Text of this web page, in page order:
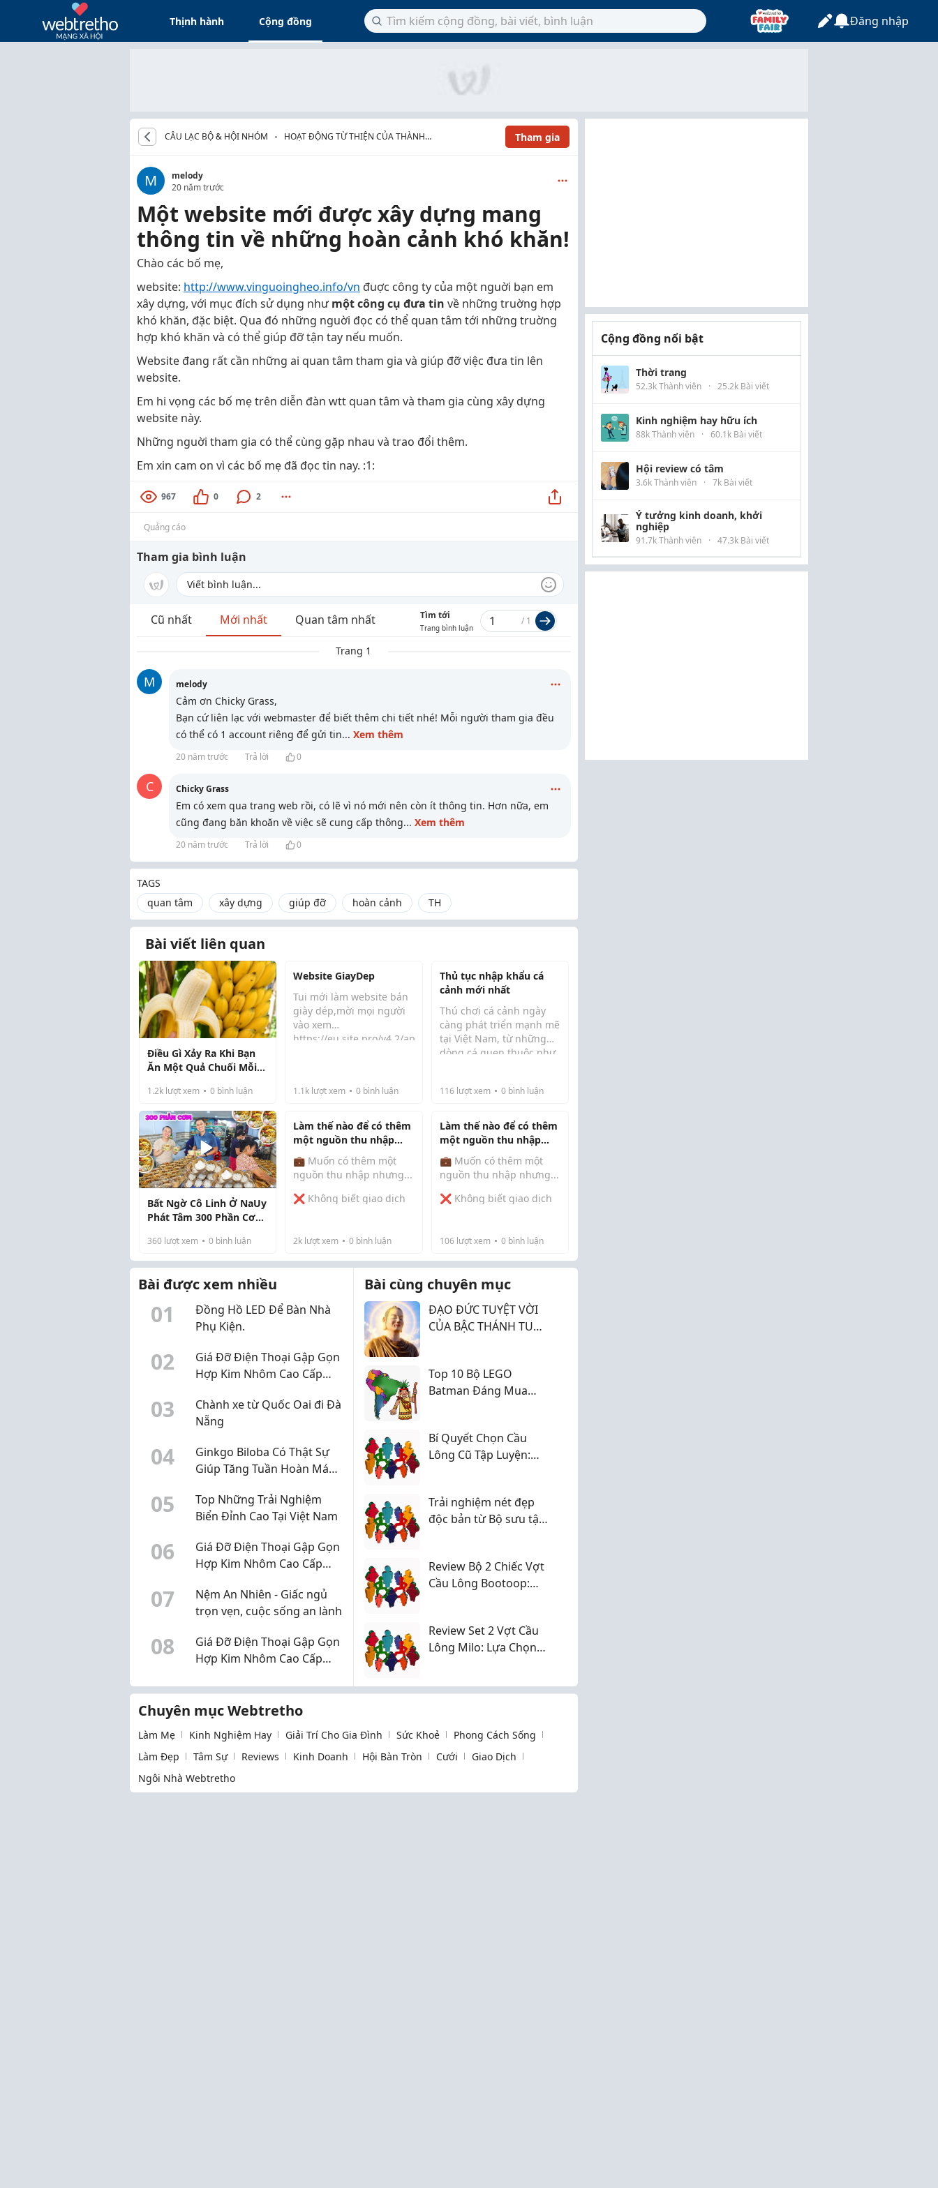
Thịnh hành Cộng đồng Đăng nhập
CÂU LẠC BỘ & HỘI NHÓM
HOẠT ĐỘNG TỪ THIỆN CỦA THÀNH
Tham gia
M
melody
20 năm trước
Một website mới được xây dựng mang
thông tin về những hoàn cảnh khó khăn!
Chào các bố mẹ,
website: http://www.vinguoingheo.info/vn đuợc công ty của một nguời bạn em
xây dựng, với mục đích sử dụng nhưmột công cụ đưa tin về những truờng hợp
khó khăn, đặc biệt. Qua đó những nguời đọc có thể quan tâm tới những truờng
hợp khó khăn và có thể giúp đỡ tận tay nếu muốn.
Website đang rất cần những ai quan tâm tham gia và giúp đỡ việc đưa tin lên
website.
Em hi vọng các bố mẹ trên diễn đàn wtt quan tâm và tham gia cùng xây dựng
website này.
Những nguời tham gia có thể cùng gặp nhau và trao đổi thêm.
Em xin cam on vì các bố mẹ đã đọc tin nay. :1:
967 0 2
Quảng cáo
Tham gia bình luận
Cũ nhất Mới nhất Quan tâm nhất Tìm tới
Trang bình luận
/ 1
Trang 1
M melody
Cảm ơn Chicky Grass,
Bạn cứ liên lạc với webmaster để biết thêm chi tiết nhé! Mỗi người tham gia đều
có thể có 1 account riêng để gửi tin... Xem thêm
20 năm trước Trả lời 0
C Chicky Grass
Em có xem qua trang web rồi, có lẽ vì nó mới nên còn ít thông tin. Hơn nữa, em
cũng đang băn khoăn về việc sẽ cung cấp thông... Xem thêm
20 năm trước Trả lời 0
TAGS
quan tâm
xây dựng giúp đỡ hoàn cảnh TH
Bài viết liên quan
Điều Gì Xảy Ra Khi Bạn
Ăn Một Quả Chuối Mỗi
1.2k lượt xem 0 bình luận
Website GiayDep
Tui mới làm website bán
giày dép,mời mọi người
vào xem
https://eu.site.pro/v4.2/api/collab/login/a233830ff8d3d022/
1.1k lượt xem 0 bình luận
Thủ tục nhập khẩu cá
cảnh mới nhất
Thú chơi cá cảnh ngày
càng phát triển mạnh mẽ
tại Việt Nam, từ những
dòng cá quen thuộc như
mang ý nghĩa phong
như cá Koi, cá R...
116lượt xem 0bình luận
Bất Ngờ Cô Linh Ở NaUy
Phát Tâm 300 Phần Cơm
Con Bệnh Nhân Khó
Khăn Sài Gòn
360 lượt xem 0 bình luận
Làm thế nào để có thêm
một nguồn thu nhập
nhưng.....
💼 Muốn có thêm một
nguồn thu nhập nhưng...
❌ Không biết giao dịch
ngồi canh biểu đồ.
kinh nghiệm.
👉 Bạn vẫn có thể bắt
đầu với giải pháp giao
2k lượt xem 0 bình luận
Làm thế nào để có thêm
một nguồn thu nhập
nhưng.....
💼 Muốn có thêm một
nguồn thu nhập nhưng...
❌ Không biết giao dịch
ngồi canh biểu đồ.
kinh nghiệm.
👉 Bạn vẫn có thể bắt
đầu với giải pháp giao
dịch tự độn...
106lượt xem 0bình luận
Bài được xem nhiều
01
Đồng Hồ LED Để Bàn Nhà
Phụ Kiện.
02
Giá Đỡ Điện Thoại Gập Gọn
Hợp Kim Nhôm Cao Cấp
03
Chành xe từ Quốc Oai đi Đà
Nẵng
04
Ginkgo Biloba Có Thật Sự
Giúp Tăng Tuần Hoàn Máu
05
Top Những Trải Nghiệm
Biển Đỉnh Cao Tại Việt Nam
06
Giá Đỡ Điện Thoại Gập Gọn
Hợp Kim Nhôm Cao Cấp
07
Nệm An Nhiên - Giấc ngủ
trọn vẹn, cuộc sống an lành
08
Giá Đỡ Điện Thoại Gập Gọn
Hợp Kim Nhôm Cao Cấp
Bài cùng chuyên mục
ĐẠO ĐỨC TUYỆT VỜI
CỦA BẬC THÁNH TU
Top 10 Bộ LEGO
Batman Đáng Mua
Bí Quyết Chọn Cầu
Lông Cũ Tập Luyện:
Trải nghiệm nét đẹp
độc bản từ Bộ sưu tập
Review Bộ 2 Chiếc Vợt
Cầu Lông Bootoop:
Đầu
Review Set 2 Vợt Cầu
Lông Milo: Lựa Chọn
Chuyên mục Webtretho
Làm Mẹ Kinh Nghiệm Hay Giải Trí Cho Gia Đình Sức Khoẻ
Phong Cách Sống
Làm Đẹp
Tâm Sự Reviews Kinh Doanh Hội Bàn Tròn Cưới
Giao Dịch
Ngôi Nhà Webtretho
Cộng đồng nổi bật
Thời trang
52.3k Thành viên · 25.2k Bài viết
Kinh nghiệm hay hữu ích
88k Thành viên · 60.1k Bài viết
Hội review có tâm
3.6k Thành viên · 7k Bài viết
Ý tưởng kinh doanh, khởi
nghiệp
91.7k Thành viên · 47.3k Bài viết